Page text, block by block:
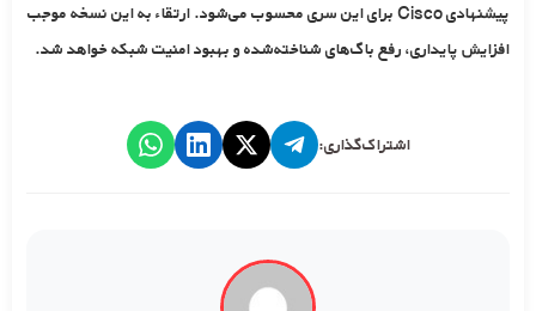
پیشنهادی Cisco برای این سری محسوب می‌شود. ارتقاء به این نسخه موجب
افزایش پایداری، رفع باگ‌های شناخته‌شده و بهبود امنیت شبکه خواهد شد.
اشتراک‌گذاری: